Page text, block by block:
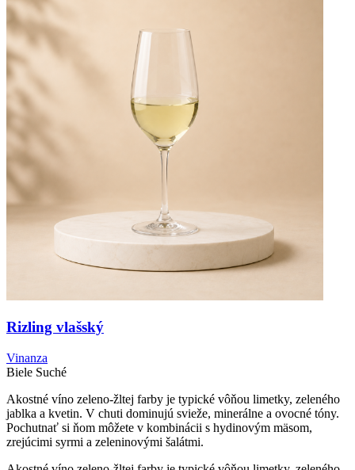
Rizling vlašský
Vinanza
Biele Suché
Akostné víno zeleno-žltej farby je typické vôňou limetky, zeleného
jablka a kvetin. V chuti dominujú svieže, minerálne a ovocné tóny.
Pochutnať si ňom môžete v kombinácii s hydinovým mäsom,
zrejúcimi syrmi a zeleninovými šalátmi.